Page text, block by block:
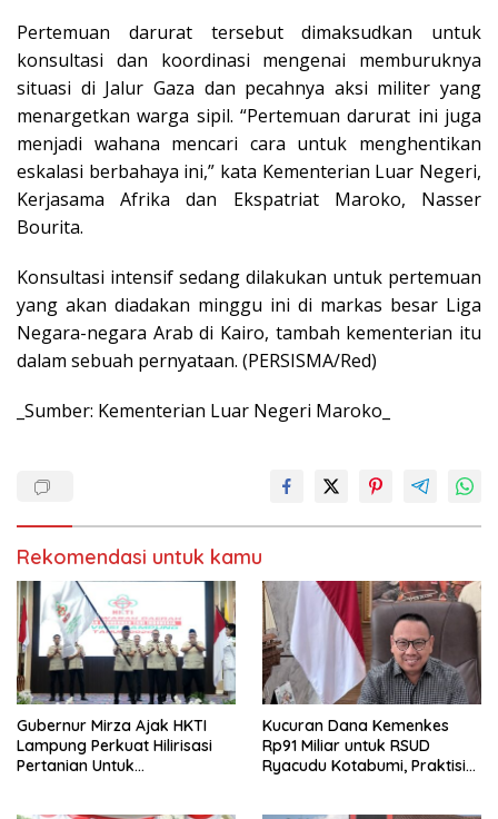
Pertemuan darurat tersebut dimaksudkan untuk
konsultasi dan koordinasi mengenai memburuknya
situasi di Jalur Gaza dan pecahnya aksi militer yang
menargetkan warga sipil. “Pertemuan darurat ini juga
menjadi wahana mencari cara untuk menghentikan
eskalasi berbahaya ini,” kata Kementerian Luar Negeri,
Kerjasama Afrika dan Ekspatriat Maroko, Nasser
Bourita.
Konsultasi intensif sedang dilakukan untuk pertemuan
yang akan diadakan minggu ini di markas besar Liga
Negara-negara Arab di Kairo, tambah kementerian itu
dalam sebuah pernyataan. (PERSISMA/Red)
_Sumber: Kementerian Luar Negeri Maroko_
Rekomendasi untuk kamu
Gubernur Mirza Ajak HKTI
Lampung Perkuat Hilirisasi
Pertanian Untuk
Kucuran Dana Kemenkes
Rp91 Miliar untuk RSUD
Ryacudu Kotabumi, Praktisi